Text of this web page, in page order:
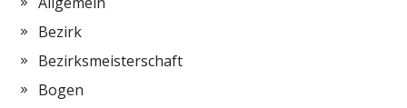
Bezirk
Bezirksmeisterschaft
Bogen